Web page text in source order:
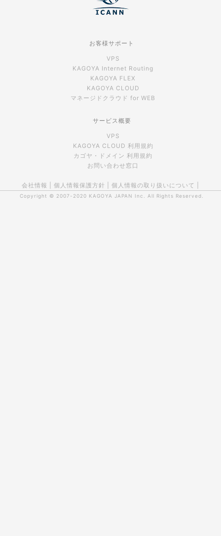
お客様サポート
VPS
KAGOYA Internet Routing
KAGOYA FLEX
KAGOYA CLOUD
マネージドクラウド for WEB
サービス概要
VPS
KAGOYA CLOUD 利用規約
カゴヤ・ドメイン 利用規約
お問い合わせ窓口
会社情報 個人情報保護方針 個人情報の取り扱いについて
Copyright © 2007-2020 KAGOYA JAPAN Inc. All Rights Reserved.